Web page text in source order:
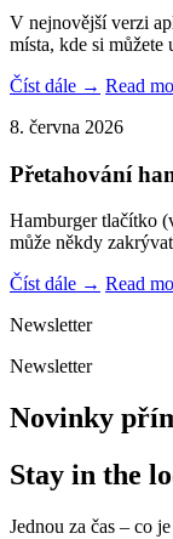
V nejnovější verzi
místa, kde si
Číst dále → Read
8. června 2026
Přetahování
Hamburger tlačítko
může někdy
Číst dále → Read
Newsletter
Newsletter
Novinky
Stay in the
Jednou za čas – co